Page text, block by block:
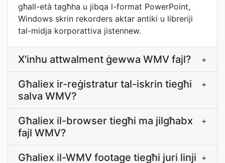
għall-età tagħha u jibqa l-format PowerPoint,
Windows skrin rekorders aktar antiki u libreriji
tal-midja korporattiva jistennew.
X'inhu attwalment ġewwa WMV fajl? +
Għaliex ir-reġistratur tal-iskrin tiegħi
salva WMV?
+
Għaliex il-browser tiegħi ma jilgħabx
fajl WMV?
+
Għaliex il-WMV footage tiegħi juri linji +